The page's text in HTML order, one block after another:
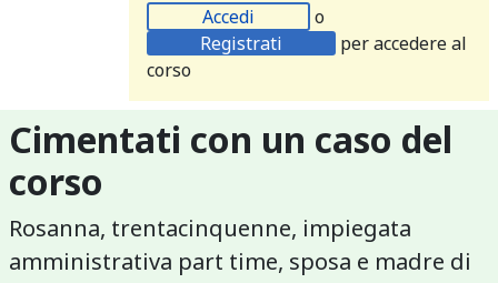
Accedi
o
Registrati
per accedere al
corso
Cimentati con un caso del
corso
Rosanna, trentacinquenne, impiegata
amministrativa part time, sposa e madre di